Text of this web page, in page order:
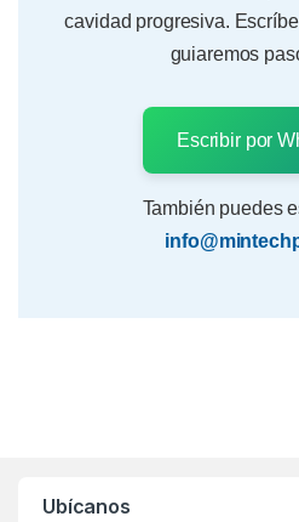
cavidad progresiva.
guiaremos
Escribir por
También puedes
Ubícanos